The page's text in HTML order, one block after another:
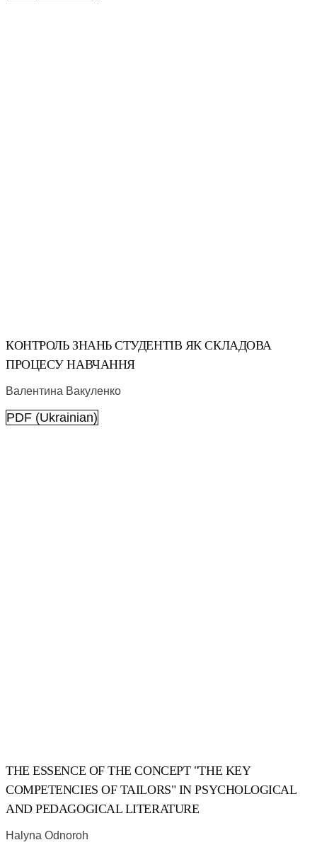
КОНТРОЛЬ ЗНАНЬ СТУДЕНТІВ ЯК СКЛАДОВА
ПРОЦЕСУ НАВЧАННЯ
Валентина Вакуленко
PDF (Ukrainian)
THE ESSENCE OF THE CONCEPT "THE KEY
COMPETENCIES OF TAILORS" IN PSYCHOLOGICAL
AND PEDAGOGICAL LITERATURE
Halyna Odnoroh